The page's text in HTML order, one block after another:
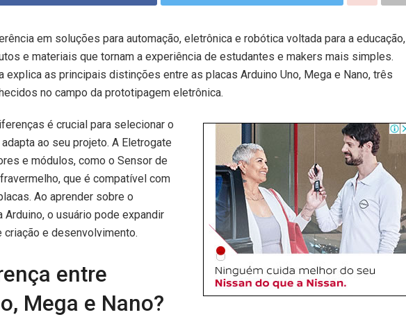
em soluções para automação, eletrônica e robótica voltada para a educação,
e materiais que tornam a experiência de estudantes e makers mais simples.
explica as principais distinções entre as placas Arduino Uno, Mega e Nano, três
no campo da prototipagem eletrônica.
é crucial para selecionar o
ao seu projeto. A Eletrogate
e módulos, como o Sensor de
que é compatível com
Ao aprender sobre o
Arduino, o usuário pode expandir
e desenvolvimento.
entre
Mega e Nano?